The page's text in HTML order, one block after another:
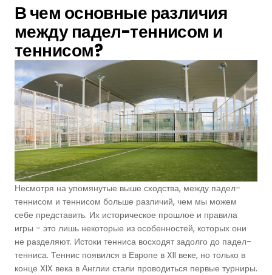
Американский Футбол
Спортивные Игры На Ковриках
Ипподромы
В чем основные различия
между падел-теннисом и
теннисом?
Несмотря на упомянутые выше сходства, между падел-
теннисом и теннисом больше различий, чем мы можем
себе представить. Их историческое прошлое и правила
игры - это лишь некоторые из особенностей, которых они
не разделяют. Истоки тенниса восходят задолго до падел-
тенниса. Теннис появился в Европе в XII веке, но только в
конце XIX века в Англии стали проводиться первые турниры.